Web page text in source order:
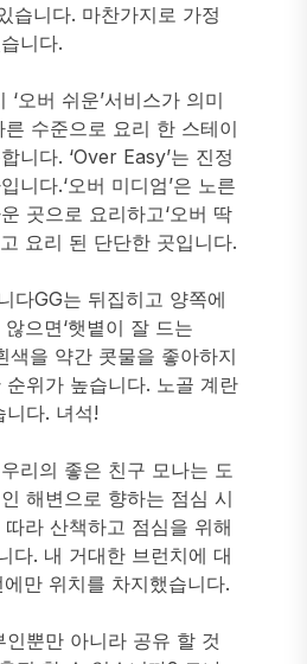
습니다. 마찬가지로 가정
니다.
오버 쉬운’서비스가 의미
수준으로 요리 한 스테이
니다. ‘Over Easy’는 진정
니다.‘오버 미디엄’은 노른
곳으로 요리하고‘오버 딱
요리 된 단단한 곳입니다.
다GG는 뒤집히고 양쪽에
으면‘햇볕이 잘 드는
색을 약간 콧물을 좋아하지
위가 높습니다. 노골 계란
다. 녀석!
리의 좋은 친구 모나는 도
해변으로 향하는 점심 시
라 산책하고 점심을 위해
다. 내 거대한 브런치에 대
만 위치를 차지했습니다.
뿐만 아니라 공유 할 것